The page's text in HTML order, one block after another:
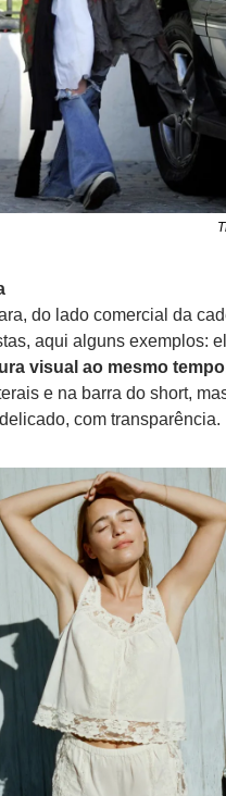
do lado comercial da
aqui alguns exemplos:
visual ao mesmo tempo
e na barra do short,
com transparência.